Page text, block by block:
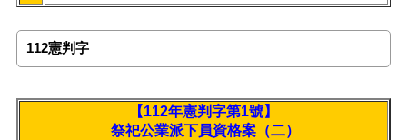
112憲判字
【112年憲判字第1號】
祭祀公業派下員資格案（二）